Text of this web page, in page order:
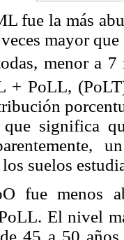
fue la más
mayor
menor a 7
+ PoLL,
significa
suelos
fue menos
El nivel
45 a 50